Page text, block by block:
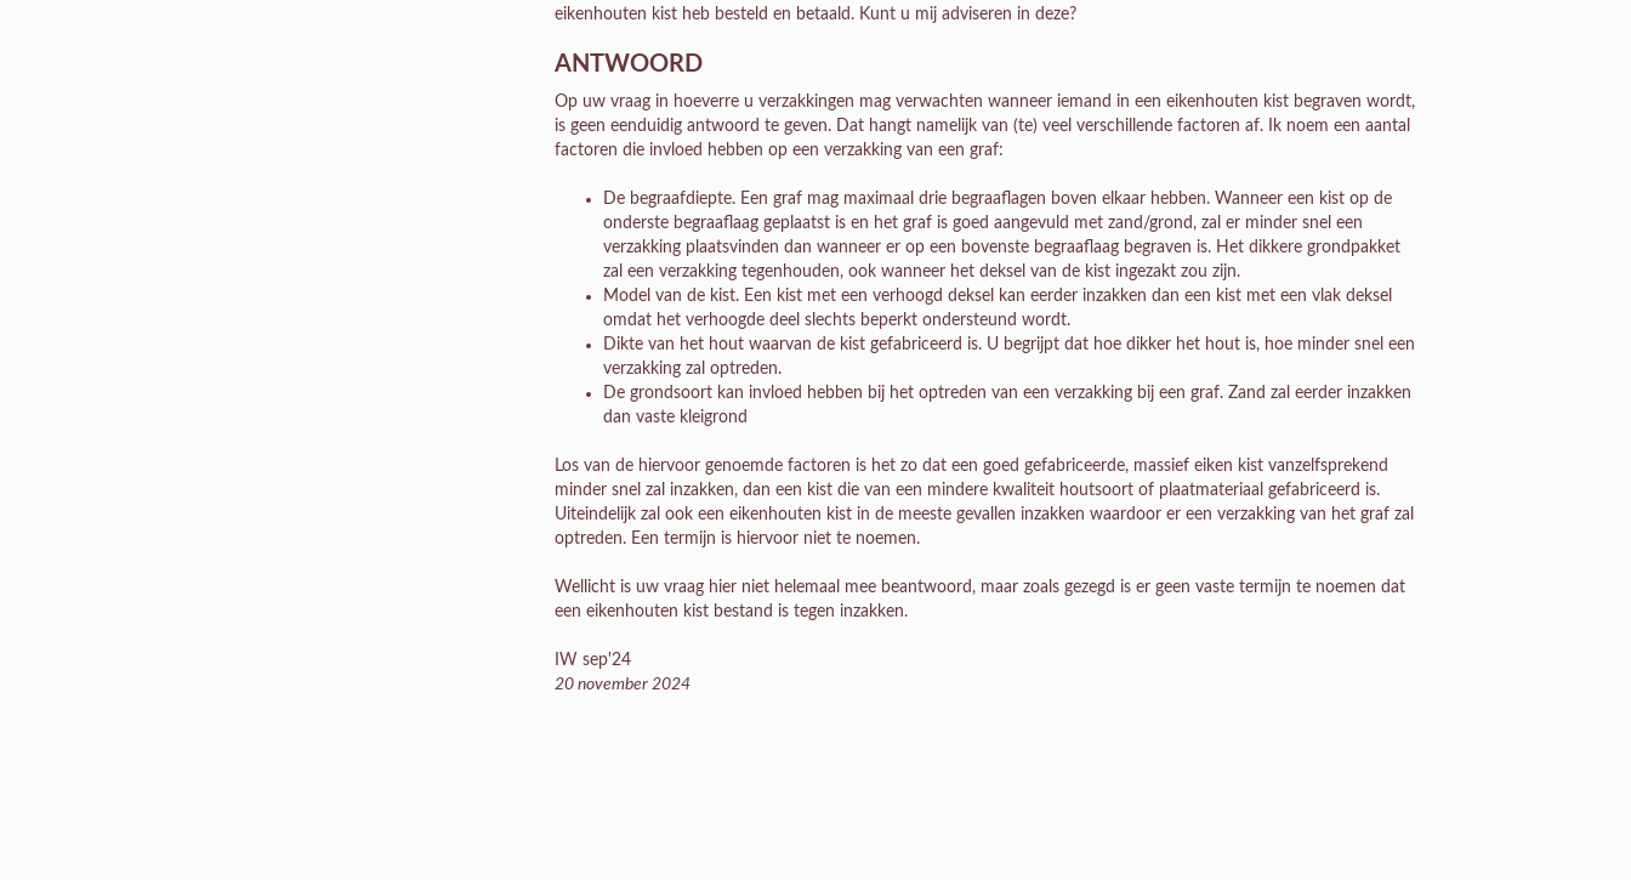
eikenhouten kist heb besteld en betaald. Kunt u mij adviseren in deze?
ANTWOORD
Op uw vraag in hoeverre u verzakkingen mag verwachten wanneer iemand in een eikenhouten kist begraven wordt,
is geen eenduidig antwoord te geven. Dat hangt namelijk van (te) veel verschillende factoren af. Ik noem een aantal
factoren die invloed hebben op een verzakking van een graf:
De begraafdiepte. Een graf mag maximaal drie begraaflagen boven elkaar hebben. Wanneer een kist op de
onderste begraaflaag geplaatst is en het graf is goed aangevuld met zand/grond, zal er minder snel een
verzakking plaatsvinden dan wanneer er op een bovenste begraaflaag begraven is. Het dikkere grondpakket
zal een verzakking tegenhouden, ook wanneer het deksel van de kist ingezakt zou zijn.
Model van de kist. Een kist met een verhoogd deksel kan eerder inzakken dan een kist met een vlak deksel
omdat het verhoogde deel slechts beperkt ondersteund wordt.
Dikte van het hout waarvan de kist gefabriceerd is. U begrijpt dat hoe dikker het hout is, hoe minder snel een
verzakking zal optreden.
De grondsoort kan invloed hebben bij het optreden van een verzakking bij een graf. Zand zal eerder inzakken
dan vaste kleigrond
Los van de hiervoor genoemde factoren is het zo dat een goed gefabriceerde, massief eiken kist vanzelfsprekend
minder snel zal inzakken, dan een kist die van een mindere kwaliteit houtsoort of plaatmateriaal gefabriceerd is.
Uiteindelijk zal ook een eikenhouten kist in de meeste gevallen inzakken waardoor er een verzakking van het graf zal
optreden. Een termijn is hiervoor niet te noemen.
Wellicht is uw vraag hier niet helemaal mee beantwoord, maar zoals gezegd is er geen vaste termijn te noemen dat
een eikenhouten kist bestand is tegen inzakken.
IW sep'24
20 november 2024